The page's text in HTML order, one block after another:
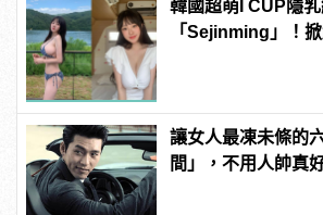
韓國超萌I CUP隱
「Sejinming」！
讓女人最凍未條的
間」，不用人帥真